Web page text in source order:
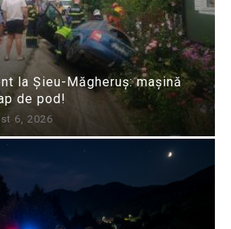
la Șieu-Măgheruș: mașină
de pod!
6, 2026